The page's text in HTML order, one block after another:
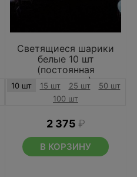
Светящиеся шарики
белые 10 шт
(постоянная
подсветка)
10 шт 15 шт 25 шт
50 шт
100 шт
2 375 ₽
В КОРЗИНУ